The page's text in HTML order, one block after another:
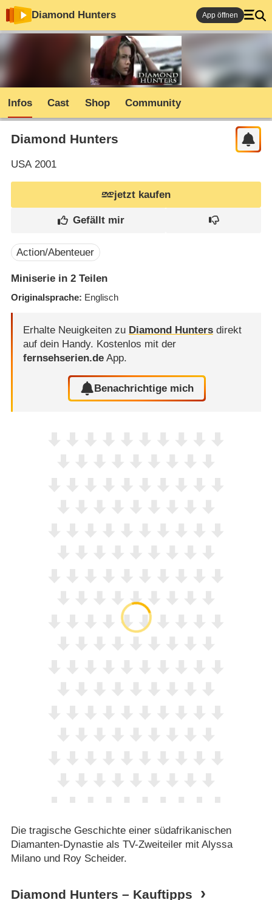
Diamond Hunters App öffnen
Infos Cast Shop Community
Diamond Hunters
USA2001
jetzt kaufen
Action/Abenteuer
Miniserie in 2 Teilen
Originalsprache Englisch
Erhalte Neuigkeiten zu Diamond Huntersdirekt
auf dein Handy. Kostenlos mit der
fernsehserien.deApp.
Benachrichtige mich
Die tragische Geschichte einer südafrikanischen
Diamanten-Dynastie als TV-Zweiteiler mit Alyssa
Milano und Roy Scheider.
Diamond Hunters – Kauftipps